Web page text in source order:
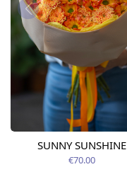
SUNNY SUNSHINE
€70.00